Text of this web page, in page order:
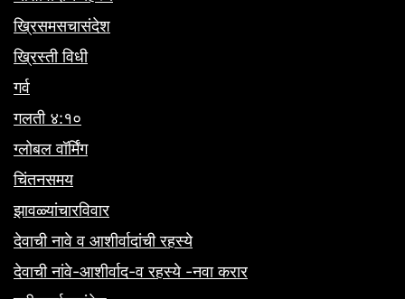
ख्रिसमसचासंदेश
ख्रिस्ती विधी
गर्व
गलती ४:१०
ग्लोबल वॉर्मिंग
चिंतनसमय
झावळ्यांचारविवार
देवाची नावे व आशीर्वादांची रहस्ये
देवाची नांवे-आशीर्वाद-व रहस्ये -नवा करार